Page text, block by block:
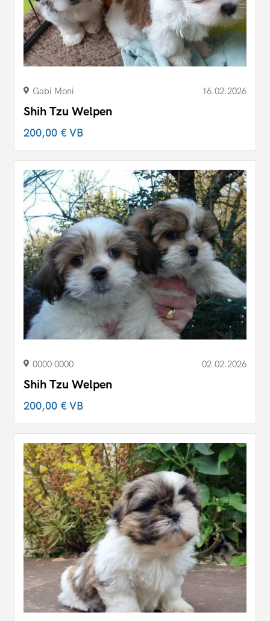
Gabi Moni 16.02.2026
Shih Tzu Welpen
200,00 €VB
0000 0000 02.02.2026
Shih Tzu Welpen
200,00 €VB